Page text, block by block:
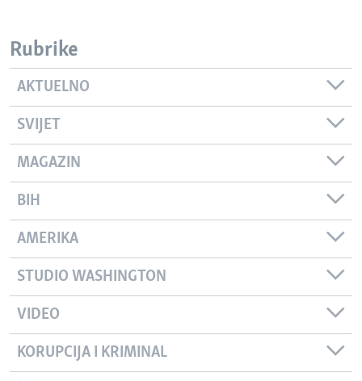
Rubrike
AKTUELNO
SVIJET
MAGAZIN
BIH
AMERIKA
STUDIO WASHINGTON
VIDEO
KORUPCIJA I KRIMINAL